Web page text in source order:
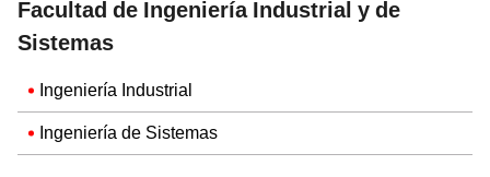
Facultad de Ingeniería Industrial y de
Sistemas
Ingeniería Industrial
Ingeniería de Sistemas